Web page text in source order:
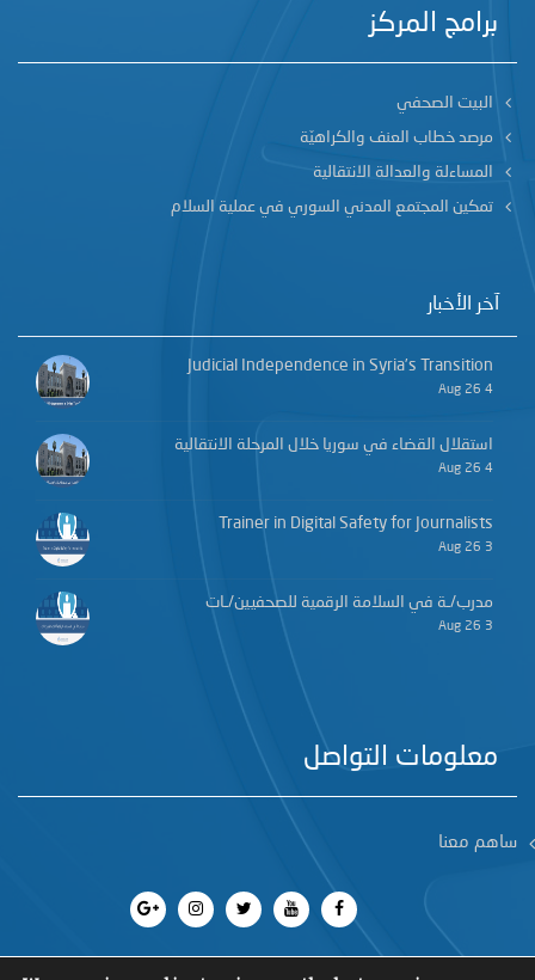
برامج المركز
البيت الصحفي
مرصد خطاب العنف والكراهيّة
المساءلة والعدالة الانتقالية
تمكين المجتمع المدني السوري في عملية السلام
آخر الأخبار
Judicial Independence in Syria’s Transition
4 Aug 26
استقلال القضاء في سوريا خلال المرحلة الانتقالية
4 Aug 26
Trainer in Digital Safety for Journalists
3 Aug 26
مدرب/ـة في السلامة الرقمية للصحفيين/ـات
3 Aug 26
معلومات التواصل
ساهم معنا